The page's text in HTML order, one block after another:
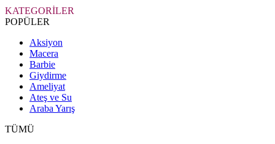
KATEGORİLER
POPÜLER
Aksiyon
Macera
Barbie
Giydirme
Ameliyat
Ateş ve Su
Araba Yarış
TÜMÜ